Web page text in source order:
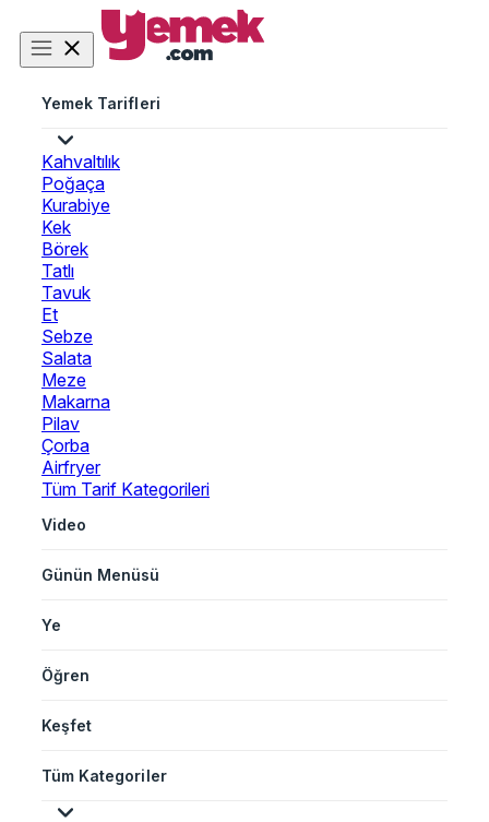
Yemek Tarifleri
Kahvaltılık
Poğaça
Kurabiye
Kek
Börek
Tatlı
Tavuk
Et
Sebze
Salata
Meze
Makarna
Pilav
Çorba
Airfryer
Tüm Tarif Kategorileri
Video
Günün Menüsü
Ye
Öğren
Keşfet
Tüm Kategoriler